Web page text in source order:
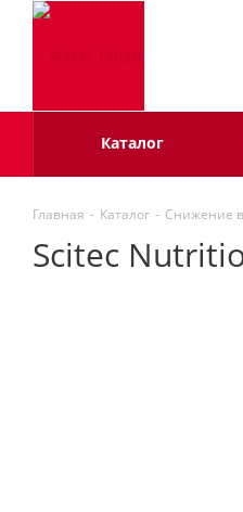
Каталог
Главная - Каталог - Снижение
Scitec